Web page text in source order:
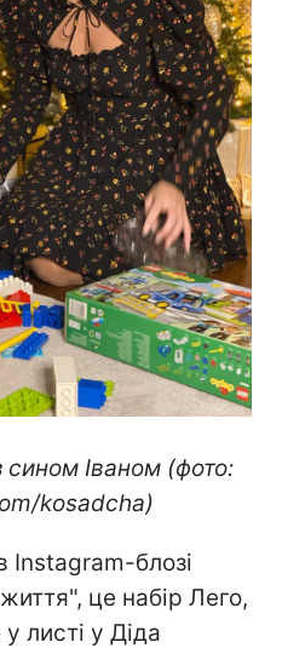
Іваном (фото:
kosadcha)
Instagram-блозі
це набір Лего,
листі у Діда